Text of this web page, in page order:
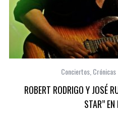
Conciertos, Crónicas
ROBERT RODRIGO Y JOSÉ
STAR”